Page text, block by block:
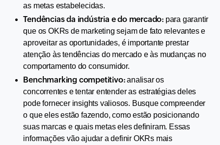
as metas estabelecidas.
Tendências da indústria e do mercado: para garantir
que os OKRs de marketing sejam de fato relevantes e
aproveitar as oportunidades, é importante prestar
atenção às tendências do mercado e às mudanças no
comportamento do consumidor.
Benchmarking competitivo: analisar os
concorrentes e tentar entender as estratégias deles
pode fornecer insights valiosos. Busque compreender
o que eles estão fazendo, como estão posicionando
suas marcas e quais metas eles definiram. Essas
informações vão ajudar a definir OKRs mais